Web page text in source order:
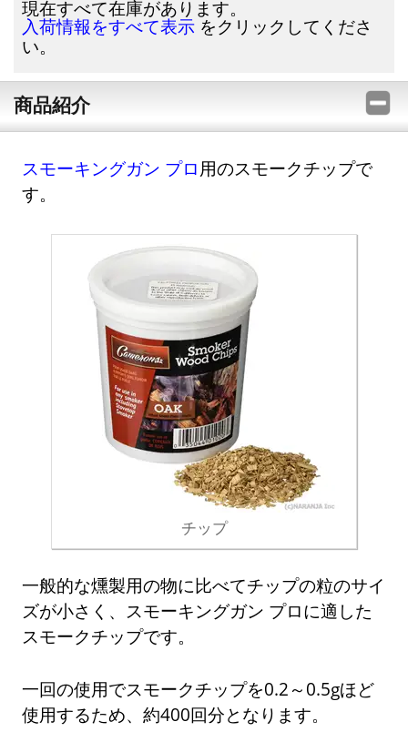
現在すべて在庫があります。
入荷情報をすべて表示 をクリックしてくださ
い。
商品紹介
スモーキングガン プロ 用のスモークチップで
す。
チップ
一般的な燻製用の物に比べてチップの粒のサイ
ズが小さく、スモーキングガン プロに適した
スモークチップです。
一回の使用でスモークチップを0.2～0.5gほど
使用するため、約400回分となります。